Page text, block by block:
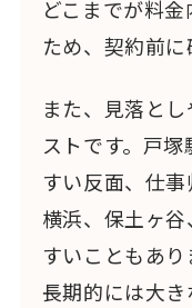
どこまでが料
ため、契約前に
また、見落と
ストです。戸
すい反面、仕
横浜、保土ヶ
すいこともあり
長期的には大